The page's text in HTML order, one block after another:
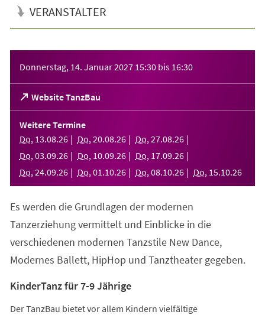
VERANSTALTER
Donnerstag, 14. Januar 2027 15:30 bis 16:30
Website TanzBau
(Öffnet
in
einem
neuen
Tab)
Weitere Termine
Do, 13.08.26 Do, 20.08.26 Do, 27.08.26
Do, 03.09.26 Do, 10.09.26 Do, 17.09.26
Do, 24.09.26 Do, 01 .10.26 Do, 08.10.26 Do, 15.10.26
Es werden die Grundlagen der modernen
Tanzerziehung vermittelt und Einblicke in die
verschiedenen modernen Tanzstile New Dance,
Modernes Ballett, HipHop und Tanztheater gegeben.
KinderTanz für 7-9 Jährige
Der TanzBau bietet vor allem Kindern vielfältige